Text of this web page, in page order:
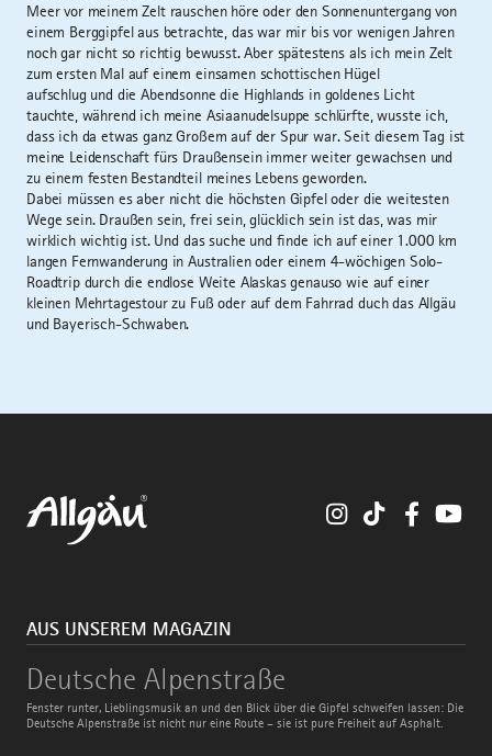
Meer vor meinem Zelt rauschen höre oder den Sonnenuntergang von
einem Berggipfel aus betrachte, das war mir bis vor wenigen Jahren
noch gar nicht so richtig bewusst. Aber spätestens als ich mein Zelt
zum ersten Mal auf einem einsamen schottischen Hügel
aufschlug und die Abendsonne die Highlands in goldenes Licht
tauchte, während ich meine Asiaanudelsuppe schlürfte, wusste ich,
dass ich da etwas ganz Großem auf der Spur war. Seit diesem Tag ist
meine Leidenschaft fürs Draußensein immer weiter gewachsen und
zu einem festen Bestandteil meines Lebens geworden.
Dabei müssen es aber nicht die höchsten Gipfel oder die weitesten
Wege sein. Draußen sein, frei sein, glücklich sein ist das, was mir
wirklich wichtig ist. Und das suche und finde ich auf einer 1.000 km
langen Fernwanderung in Australien oder einem 4-wöchigen Solo-
Roadtrip durch die endlose Weite Alaskas genauso wie auf einer
kleinen Mehrtagestour zu Fuß oder auf dem Fahrrad duch das Allgäu
und Bayerisch-Schwaben.
InstagramTikTok
AUS UNSEREM MAGAZIN
Deutsche Alpenstraße
Fenster runter, Lieblingsmusik an und den Blick über die Gipfel schweifen lassen: Die
Deutsche Alpenstraße ist nicht nur eine Route – sie ist pure Freiheit auf Asphalt.
Deutsche
Alpenstraße